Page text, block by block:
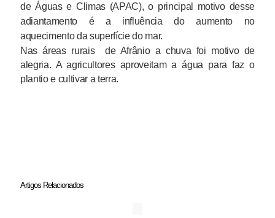
de Águas e Climas (APAC), o principal motivo desse
adiantamento é a influência do aumento no
aquecimento da superfície do mar.
Nas áreas rurais de Afrânio a chuva foi motivo de
alegria. A agricultores aproveitam a água para faz o
plantio e cultivar a terra.
Artigos Relacionados